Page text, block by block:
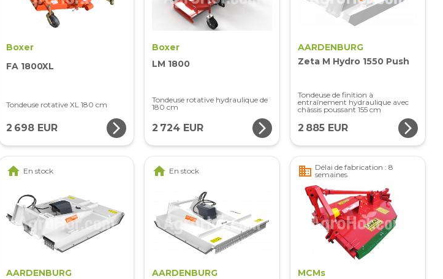
Boxer
FA 1800XL
Tondeuse rotative XL 180 cm
2 698 EUR arrow_forward_ios
Boxer
LM 1800
Tondeuse rotative hydraulique de
180 cm
2 724 EUR arrow_forward_ios
AARDENBURG
Zeta M Hydro 1550 Push
Tondeuse de finition à
entraînement hydraulique avec
châssis poussant 155 cm
2 885 EUR arrow_forward_ios
home En stock
AARDENBURG
home En stock
AARDENBURG
business Délai de fabrication : 8
semaines
MCMs